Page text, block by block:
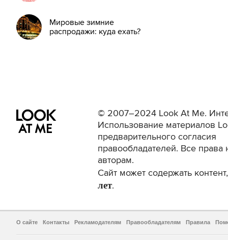
Мировые зимние
распродажи: куда ехать?
© 2007–2024 Look At Me.
Использование материалов
предварительного согласия
правообладателей. Все права
авторам.
Сайт может содержать
лет.
О сайте Контакты Рекламодателям Правообладателям Правила